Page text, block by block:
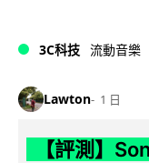
3C科技 流動音樂
Lawton 1 日
【評測】